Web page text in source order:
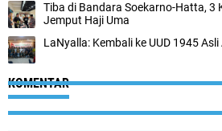
Tiba di Bandara Soekarno-Hatta, 3
Jemput Haji Uma
LaNyalla: Kembali ke UUD 1945
KOMENTAR